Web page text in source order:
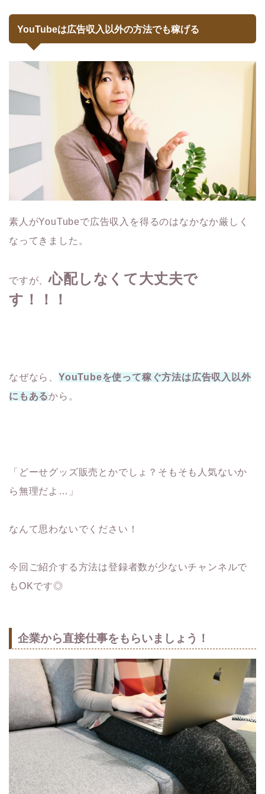
YouTubeは広告収入以外の方法でも稼げる
素人がYouTubeで広告収入を得るのはなかなか厳しく
なってきました。
ですが、心配しなくて大丈夫で
す！！！
なぜなら、 YouTubeを使って稼ぐ方法は広告収入以外
にもあるから。
「どーせグッズ販売とかでしょ？そもそも人気ないか
ら無理だよ…」
なんて思わないでください！
今回ご紹介する方法は登録者数が少ないチャンネルで
もOKです◎
企業から直接仕事をもらいましょう！